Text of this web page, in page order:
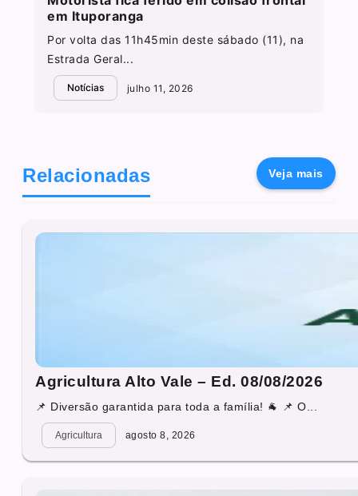
em Ituporanga
Por volta das 11h45min deste sábado (11), na
Estrada Geral...
Notícias julho 11, 2026
Relacionadas Veja mais
Agricultura Alto Vale – Ed. 08/08/2026
📌 Diversão garantida para toda a família! 🐐 📌 O...
Agricultura agosto 8, 2026